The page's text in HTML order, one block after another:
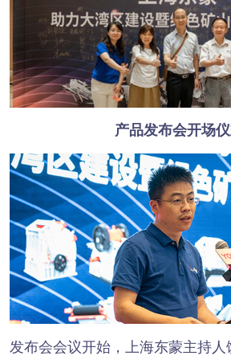
产品发布会开场
发布会会议开始，上海东蒙主持人